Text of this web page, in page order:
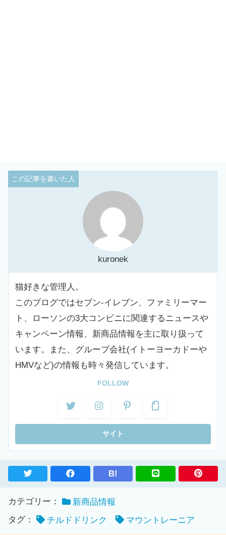
kuronek
猫好きな管理人。
このブログではセブン-イレブン、ファミリーマー
ト、ローソンの3大コンビニに関連するニュースや
キャンペーン情報、新商品情報を主に取り扱って
います。また、グループ会社(イトーヨーカドーや
HMVなど)の情報も時々発信しています。
FOLLOW
B!
カテゴリー：
新商品情報
タグ：
チルドドリンク マウントレーニア